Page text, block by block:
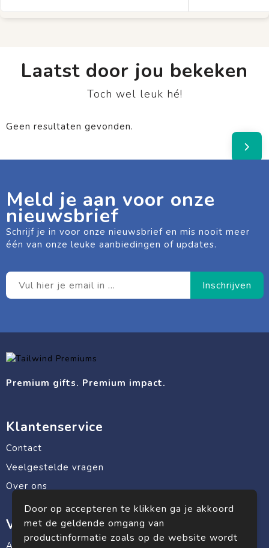
Laatst door jou bekeken
Toch wel leuk hé!
Geen resultaten gevonden.
Meld je aan voor onze
nieuwsbrief
Schrijf je in voor onze nieuwsbrief en mis nooit meer
één van onze leuke aanbiedingen of updates.
Premium gifts. Premium impact.
Klantenservice
Contact
Veelgestelde vragen
Over ons
Veilig winkelen
Door op accepteren te klikken ga je akkoord
met de geldende omgang van
productinformatie zoals op de website wordt